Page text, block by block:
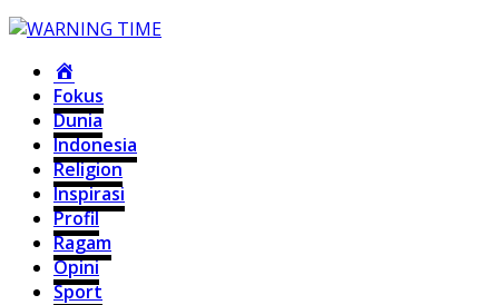
Fokus
Dunia
Indonesia
Religion
Inspirasi
Profil
Ragam
Opini
Sport